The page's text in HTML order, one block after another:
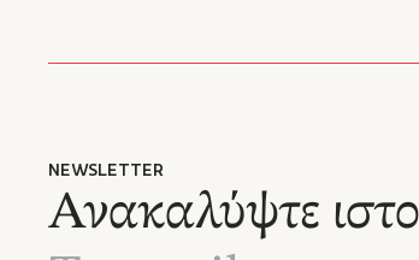
NEWSLETTER
Ανακαλύψτε